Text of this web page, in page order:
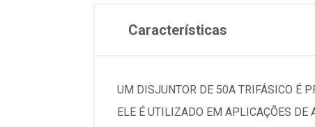
Características
UM DISJUNTOR DE 50A TRIFÁSICO É
ELE É UTILIZADO EM APLICAÇÕES DE